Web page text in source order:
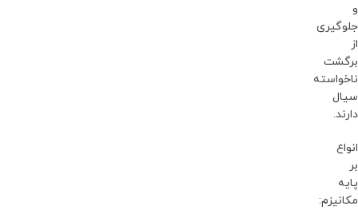
و
جلوگیری
از
برگشت
ناخواسته
سیال
دارند.
انواع
بر
پایه
مکانیزم: